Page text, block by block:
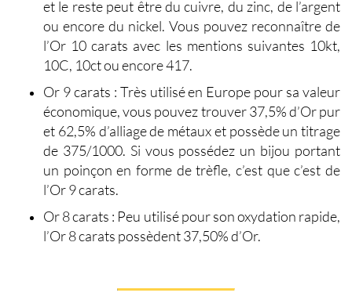
et le reste peut être du cuivre, du zinc, de l’argent
ou encore du nickel. Vous pouvez reconnaître de
l’Or 10 carats avec les mentions suivantes 10kt,
10C, 10ct ou encore 417.
Or 9 carats : Très utilisé en Europe pour sa valeur
économique, vous pouvez trouver 37,5% d’Or pur
et 62,5% d’alliage de métaux et possède un titrage
de 375/1000. Si vous possédez un bijou portant
un poinçon en forme de trèfle, c’est que c’est de
l’Or 9 carats.
Or 8 carats : Peu utilisé pour son oxydation rapide,
l’Or 8 carats possèdent 37,50% d’Or.